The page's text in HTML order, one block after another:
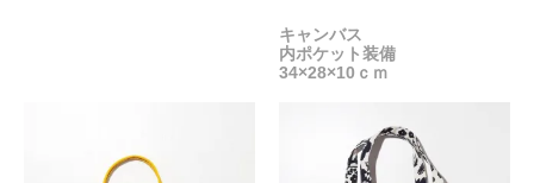
キャンバス
内ポケット装備
34×28×10ｃｍ